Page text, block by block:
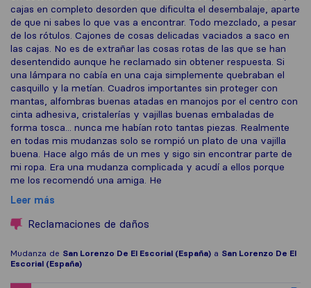
cajas en completo desorden que dificulta el desembalaje, aparte
de que ni sabes lo que vas a encontrar. Todo mezclado, a pesar
de los rótulos. Cajones de cosas delicadas vaciados a saco en
las cajas. No es de extrañar las cosas rotas de las que se han
desentendido aunque he reclamado sin obtener respuesta. Si
una lámpara no cabía en una caja simplemente quebraban el
casquillo y la metían. Cuadros importantes sin proteger con
mantas, alfombras buenas atadas en manojos por el centro con
cinta adhesiva, cristalerías y vajillas buenas embaladas de
forma tosca... nunca me habían roto tantas piezas. Realmente
en todas mis mudanzas solo se rompió un plato de una vajilla
buena. Hace algo más de un mes y sigo sin encontrar parte de
mi ropa. Era una mudanza complicada y acudí a ellos porque
me los recomendó una amiga. He
Leer más
Reclamaciones de daños
Mudanza de San Lorenzo De El Escorial (España) a San Lorenzo De El
Escorial (España)